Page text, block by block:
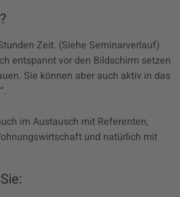
Zeit. (Siehe Seminarverlauf)
entspannt vor den Bildschirm setzen
Sie können aber auch aktiv in das
im Austausch mit Referenten,
und natürlich mit